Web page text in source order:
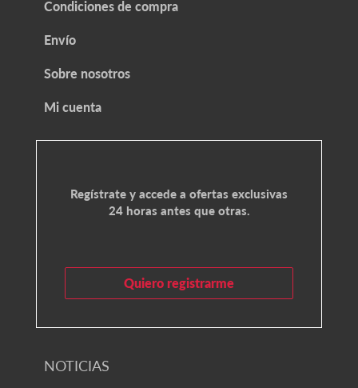
Condiciones de compra
Envío
Sobre nosotros
Mi cuenta
Regístrate y accede a ofertas exclusivas
24 horas antes que otras.
Quiero registrarme
NOTICIAS